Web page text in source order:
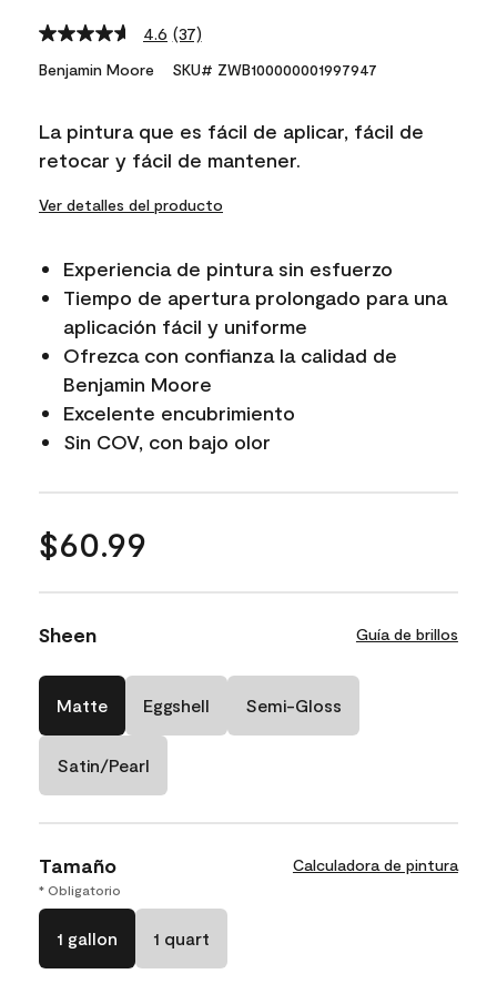
4.6 Read
37
Reviews.
link.
(37)
Benjamin Moore SKU# ZWB100000001997947
La pintura que es fácil de aplicar, fácil de
retocar y fácil de mantener.
Ver detalles del producto
Experiencia de pintura sin esfuerzo
Tiempo de apertura prolongado para una
aplicación fácil y uniforme
Ofrezca con confianza la calidad de
Benjamin Moore
Excelente encubrimiento
Sin COV, con bajo olor
$60.99
Sheen Guía de brillos
Matte Eggshell Semi-Gloss
Satin/Pearl
Tamaño Calculadora de pintura
* Obligatorio
1 gallon 1 quart